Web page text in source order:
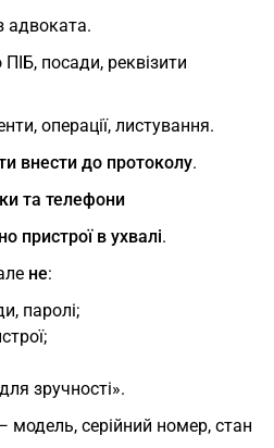
адвоката.
посади, реквізити
операції, листування.
внести до протоколу.
та телефони
пристрої в ухвалі.
не:
паролі;
зручності».
модель, серійний номер, стан